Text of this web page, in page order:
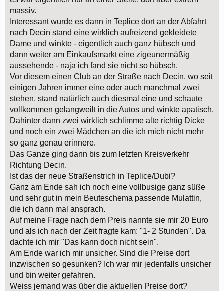
massiv.
Interessant wurde es dann in Teplice dort an der Abfahrt
nach Decin stand eine wirklich aufreizend gekleidete
Dame und winkte - eigentlich auch ganz hübsch und
dann weiter am Einkaufsmarkt eine zigeunermäßig
aussehende - naja ich fand sie nicht so hübsch.
Vor diesem einen Club an der Straße nach Decin, wo seit
einigen Jahren immer eine oder auch manchmal zwei
stehen, stand natürlich auch diesmal eine und schaute
vollkommen gelangweilt in die Autos und winkte apatisch.
Dahinter dann zwei wirklich schlimme alte richtig Dicke
und noch ein zwei Mädchen an die ich mich nicht mehr
so ganz genau erinnere.
Das Ganze ging dann bis zum letzten Kreisverkehr
Richtung Decin.
Ist das der neue Straßenstrich in Teplice/Dubi?
Ganz am Ende sah ich noch eine vollbusige ganz süße
und sehr gut in mein Beuteschema passende Mulattin,
die ich dann mal ansprach.
Auf meine Frage nach dem Preis nannte sie mir 20 Euro
und als ich nach der Zeit fragte kam: "1- 2 Stunden". Da
dachte ich mir "Das kann doch nicht sein".
Am Ende war ich mir unsicher. Sind die Preise dort
inzwischen so gesunken? Ich war mir jedenfalls unsicher
und bin weiter gefahren.
Weiss jemand was über die aktuellen Preise dort?